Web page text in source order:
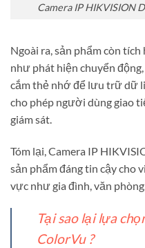
Camera IP HIKVISION
Ngoài ra, sản phẩm còn
như phát hiện chuyển
cắm thẻ nhớ để lưu trữ dữ
cho phép người dùng giao
giám sát.
Tóm lại, Camera IP
sản phẩm đáng tin cậy cho
vực như gia đình, văn
Tại sao lại lựa
ColorVu ?